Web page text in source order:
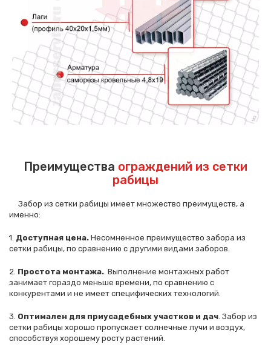
Преимущества ограждений из сетки
рабицы
Забор из сетки рабицы имеет множество преимуществ, а
именно:
1. Доступная цена. Несомненное преимущество забора из
сетки рабицы, по сравнению с другими видами заборов.
2. Простота монтажа. . Выполнение монтажных работ
занимает гораздо меньше времени, по сравнению с
конкурентами и не имеет специфических технологий.
3. Оптимален для приусадебных участков и дач . Забор из
сетки рабицы хорошо пропускает солнечные лучи и воздух,
способствуя хорошему росту растений.
Сообщение успешно
отправлено